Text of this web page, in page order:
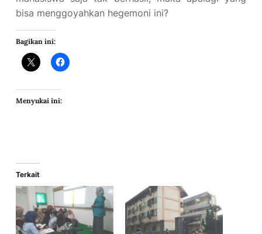
bisa menggoyahkan hegemoni ini?
Bagikan ini:
Menyukai ini:
Terkait